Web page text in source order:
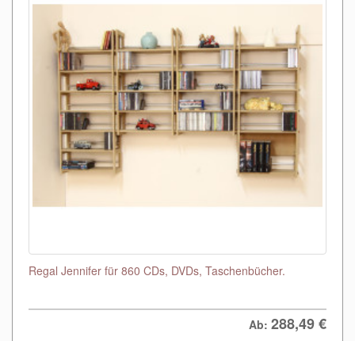
Regal Jennifer für 860 CDs, DVDs, Taschenbücher.
Ab: 288,49€